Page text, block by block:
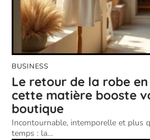
BUSINESS
Le retour de la robe
cette matière booste
boutique
Incontournable, intemporelle et plus
temps : la…